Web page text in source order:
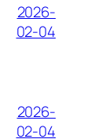
2026-
02-04
2026-
02-04